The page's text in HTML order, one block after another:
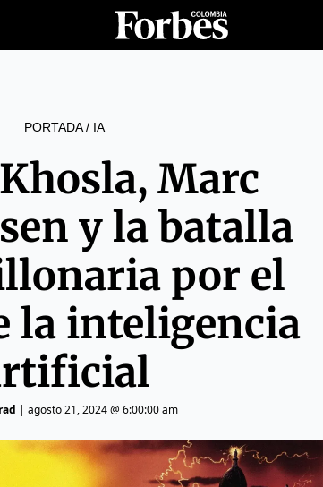
PORTADA/ IA
Marc
y la batalla
por el
la inteligencia
| agosto 21, 2024 @ 6:00:00 am